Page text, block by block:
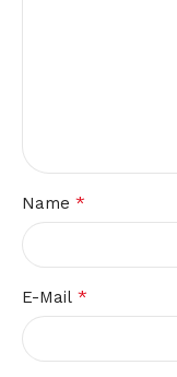
Name *
E-Mail *